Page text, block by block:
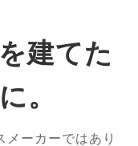
建てた
。
メーカーではあり